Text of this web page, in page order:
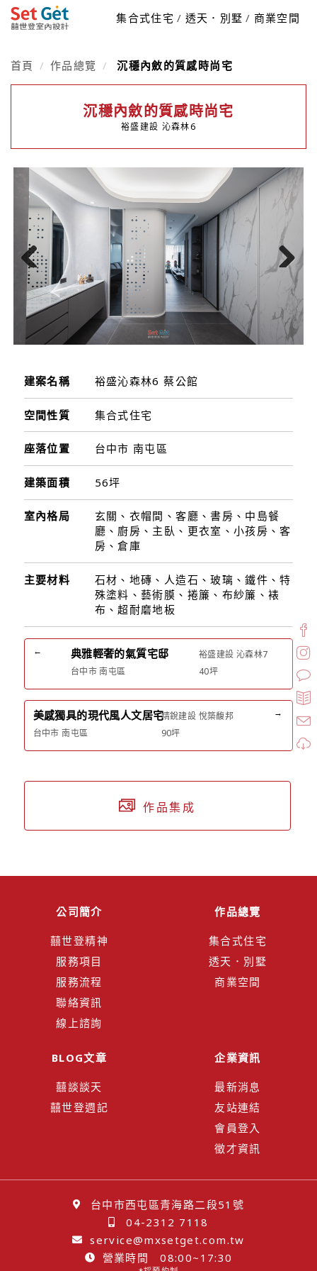
集合式住宅 透天．別墅 商業空間
首頁 作品總覽 沉穩內斂的質感時尚宅
沉穩內斂的質感時尚宅
裕盛建設 沁森林6
Previous Next
建案名稱 裕盛沁森林6 蔡公館
空間性質 集合式住宅
座落位置 台中市 南屯區
建築面積 56坪
室內格局
玄關、衣帽間、客廳、書房、中島餐
廳、廚房、主臥、更衣室、小孩房、客
房、倉庫
主要材料
石材、地磚、人造石、玻璃、鐵件、特
殊塗料、藝術膜、捲簾、布紗簾、裱
布、超耐磨地板
典雅輕奢的氣質宅邸
裕盛建設 沁森林7
台中市 南屯區
40坪
←
美感獨具的現代風人文居宅精銳建設 悅築馥邦
台中市 南屯區
90坪
→
作品集成
公司簡介
囍世登精神
服務項目
服務流程
聯絡資訊
線上諮詢
作品總覽
集合式住宅
透天．別墅
商業空間
BLOG文章
囍談談天
囍世登週記
企業資訊
最新消息
友站連結
會員登入
徵才資訊
台中市西屯區青海路二段51號
04-2312 7118
service@mxsetget.com.tw
營業時間 08:00~17:30